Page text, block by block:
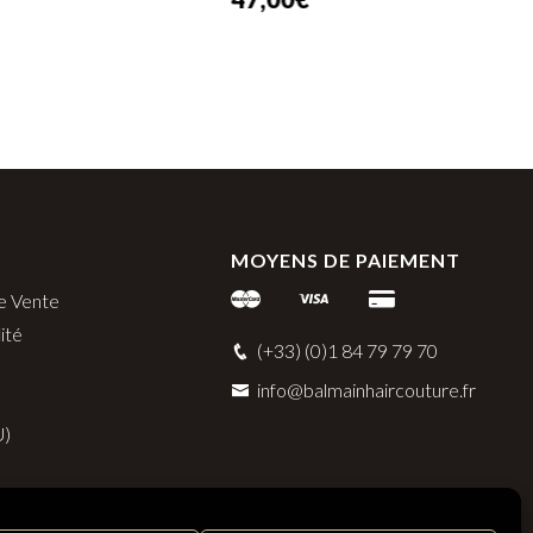
Vente
MOYENS DE PAIEMENT
(+33) (0)1 84 79 79 70
info@balmainhaircouture.fr